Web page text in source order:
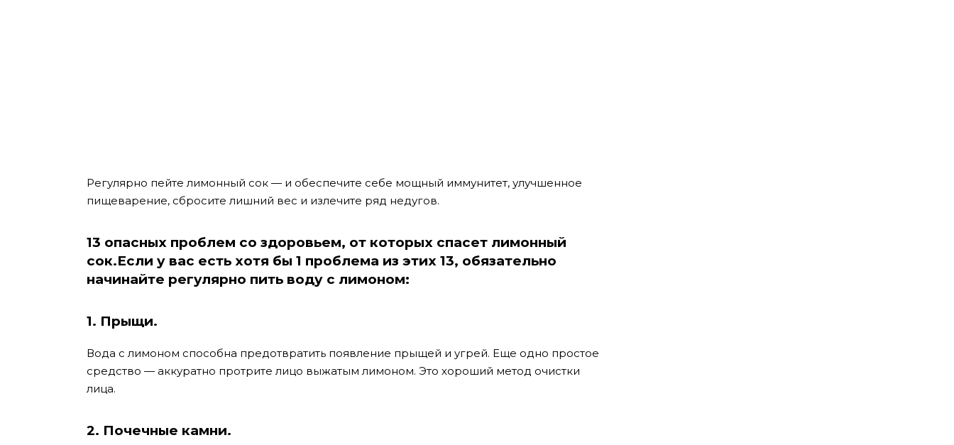
Регулярно пейте лимонный сок — и обеспечите себе мощный иммунитет, улучшенное
пищеварение, сбросите лишний вес и излечите ряд недугов.
13 опасных проблем со здоровьем, от которых спасет лимонный
сок.Если у вас есть хотя бы 1 проблема из этих 13, обязательно
начинайте регулярно пить воду с лимоном:
1. Прыщи.
Вода с лимоном способна предотвратить появление прыщей и угрей. Еще одно простое
средство — аккуратно протрите лицо выжатым лимоном. Это хороший метод очистки
лица.
2. Почечные камни.